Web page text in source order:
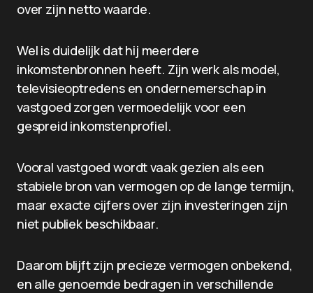
over zijn netto waarde.
Wel is duidelijk dat hij meerdere
inkomstenbronnen heeft. Zijn werk als model,
televisieoptredens en ondernemerschap in
vastgoed zorgen vermoedelijk voor een
gespreid inkomstenprofiel.
Vooral vastgoed wordt vaak gezien als een
stabiele bron van vermogen op de lange termijn,
maar exacte cijfers over zijn investeringen zijn
niet publiek beschikbaar.
Daarom blijft zijn precieze vermogen onbekend,
en alle genoemde bedragen in verschillende